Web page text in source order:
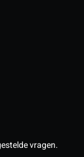
vragen.